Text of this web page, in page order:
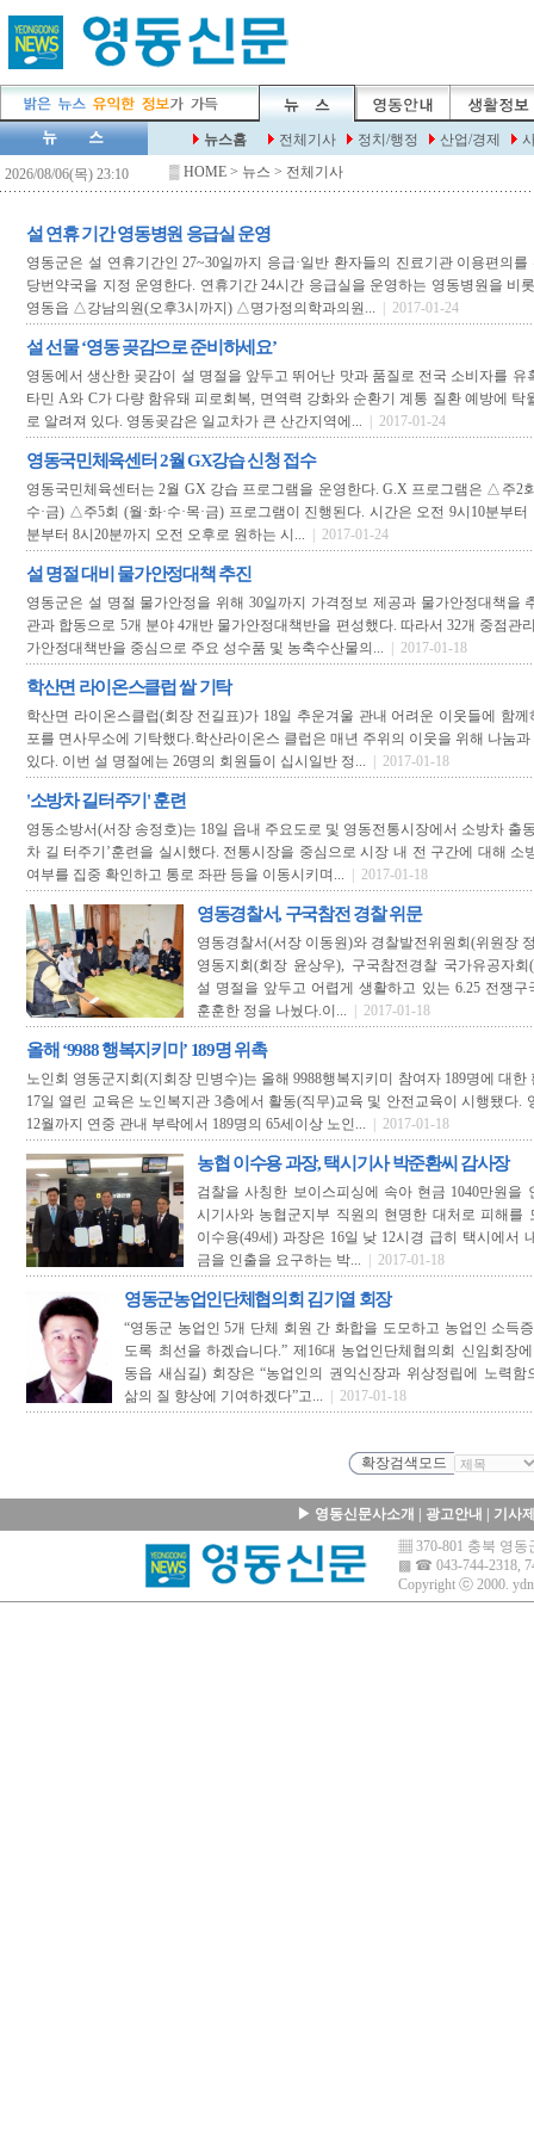
▒ HOME > 뉴스 > 전체기사
설 연휴 기간 영동병원 응급실 운영
영동군은 설 연휴기간인 27~30일까지 응급·일반 환자들의 진료기관 이용편의
당번약국을 지정 운영한다. 연휴기간 24시간 응급실을 운영하는 영동병원을 비
영동읍 △강남의원(오후3시까지) △명가정의학과의원...
| 2017-01-24
설 선물 ‘영동 곶감으로 준비하세요’
영동에서 생산한 곶감이 설 명절을 앞두고 뛰어난 맛과 품질로 전국 소비자를 유
타민 A와 C가 다량 함유돼 피로회복, 면역력 강화와 순환기 계통 질환 예방에 탁
로 알려져 있다. 영동곶감은 일교차가 큰 산간지역에...
| 2017-01-24
영동국민체육센터 2월 GX강습 신청 접수
영동국민체육센터는 2월 GX 강습 프로그램을 운영한다. G.X 프로그램은 △주2
수·금) △주5회 (월·화·수·목·금) 프로그램이 진행된다. 시간은 오전 9시10분부터
분부터 8시20분까지 오전 오후로 원하는 시...
| 2017-01-24
설 명절 대비 물가안정대책 추진
영동군은 설 명절 물가안정을 위해 30일까지 가격정보 제공과 물가안정대책을
관과 합동으로 5개 분야 4개반 물가안정대책반을 편성했다. 따라서 32개 중점관
가안정대책반을 중심으로 주요 성수품 및 농축수산물의...
| 2017-01-18
학산면 라이온스클럽 쌀 기탁
학산면 라이온스클럽(회장 전길표)가 18일 추운겨울 관내 어려운 이웃들에 함께
포를 면사무소에 기탁했다.학산라이온스 클럽은 매년 주위의 이웃을 위해 나눔
있다. 이번 설 명절에는 26명의 회원들이 십시일반 정...
| 2017-01-18
'소방차 길터주기' 훈련
영동소방서(서장 송정호)는 18일 읍내 주요도로 및 영동전통시장에서 소방차 출
차 길 터주기’훈련을 실시했다. 전통시장을 중심으로 시장 내 전 구간에 대해 소
여부를 집중 확인하고 통로 좌판 등을 이동시키며...
| 2017-01-18
영동경찰서, 구국참전 경찰 위문
영동경찰서(서장 이동원)와 경찰발전위원회(위원장
영동지회(회장 윤상우), 구국참전경찰 국가유공자
설 명절을 앞두고 어렵게 생활하고 있는 6.25 전쟁구
훈훈한 정을 나눴다.이...
| 2017-01-18
올해 ‘9988 행복지키미’ 189명 위촉
노인회 영동군지회(지회장 민병수)는 올해 9988행복지키미 참여자 189명에 대한
17일 열린 교육은 노인복지관 3층에서 활동(직무)교육 및 안전교육이 시행됐다.
12월까지 연중 관내 부락에서 189명의 65세이상 노인...
| 2017-01-18
농협 이수용 과장, 택시기사 박준환씨 감사장
검찰을 사칭한 보이스피싱에 속아 현금 1040만원을
시기사와 농협군지부 직원의 현명한 대처로 피해를
이수용(49세) 과장은 16일 낮 12시경 급히 택시에서
금을 인출을 요구하는 박...
| 2017-01-18
영동군농업인단체협의회 김기열 회장
“영동군 농업인 5개 단체 회원 간 화합을 도모하고 농업인 소득
도록 최선을 하겠습니다.” 제16대 농업인단체협의회 신임회장
동읍 새심길) 회장은 “농업인의 권익신장과 위상정립에 노력함
삶의 질 향상에 기여하겠다”고...
| 2017-01-18
▶ 영동신문사소개 광고안내
기사
▦ 370-801 충북 영
▩ ☎ 043-744-2318,
Copyright ⓒ 2000.